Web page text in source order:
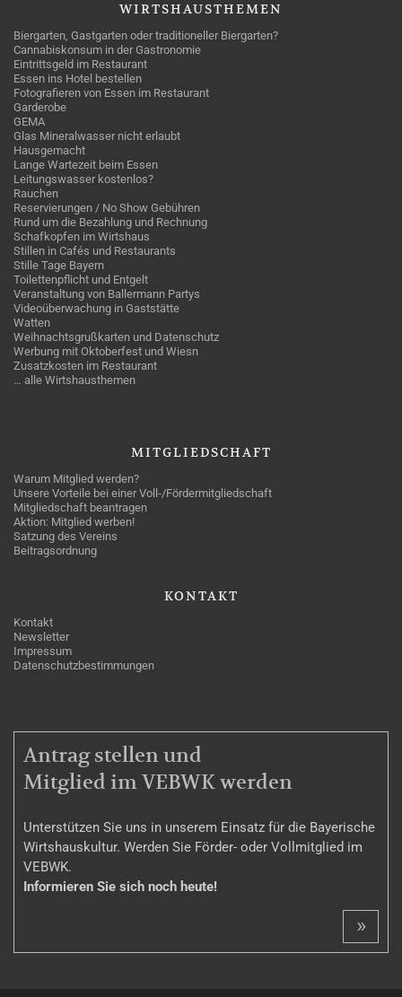
WIRTSHAUSTHEMEN
Biergarten, Gastgarten oder traditioneller Biergarten?
Cannabiskonsum in der Gastronomie
Eintrittsgeld im Restaurant
Essen ins Hotel bestellen
Fotografieren von Essen im Restaurant
Garderobe
GEMA
Glas Mineralwasser nicht erlaubt
Hausgemacht
Lange Wartezeit beim Essen
Leitungswasser kostenlos?
Rauchen
Reservierungen / No Show Gebühren
Rund um die Bezahlung und Rechnung
Schafkopfen im Wirtshaus
Stillen in Cafés und Restaurants
Stille Tage Bayern
Toilettenpflicht und Entgelt
Veranstaltung von Ballermann Partys
Videoüberwachung in Gaststätte
Watten
Weihnachtsgrußkarten und Datenschutz
Werbung mit Oktoberfest und Wiesn
Zusatzkosten im Restaurant
… alle Wirtshausthemen
MITGLIEDSCHAFT
Warum Mitglied werden?
Unsere Vorteile bei einer Voll-/Fördermitgliedschaft
Mitgliedschaft beantragen
Aktion: Mitglied werben!
Satzung des Vereins
Beitragsordnung
KONTAKT
Kontakt
Newsletter
Impressum
Datenschutzbestimmungen
MITGLIEDSCHAFT
Antrag stellen und
Mitglied im VEBWK werden
Unterstützen Sie uns in unserem Einsatz für die Bayerische
Wirtshauskultur. Werden Sie Förder- oder Vollmitglied im
VEBWK.
Informieren Sie sich noch heute!
»